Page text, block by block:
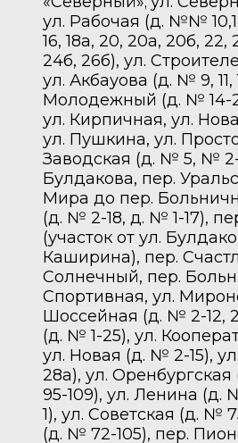
ул. Рабочая (д. №№
16, 18а, 20, 20а, 20б, 22,
24б, 26б), ул.
ул. Акбауова (д. № 9, 11,
Молодежный (д. № 14-
ул. Кирпичная, ул.
ул. Пушкина, ул.
Заводская (д. № 5, № 2-
Булдакова, пер.
Мира до пер.
(д. № 2-18, д. № 1-17),
(участок от ул.
Каширина), пер.
Солнечный, пер.
Спортивная, ул.
Шоссейная (д. № 2-12,
(д. № 1-25), ул.
ул. Новая (д. № 2-15),
28а), ул.
95-109), ул. Ленина
1), ул. Советская (д. №
(д. № 72-105), пер.